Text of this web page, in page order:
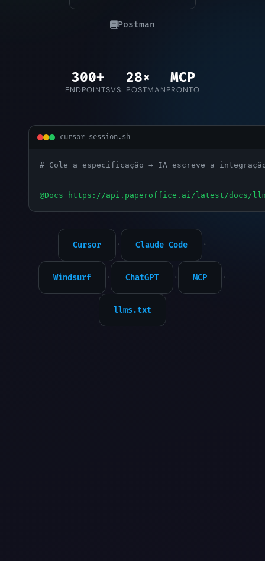
Postman
300+
ENDPOINTS
28×
VS. POSTMAN
MCP
PRONTO
cursor_session.sh
# Cole a especificação → IA escreve a
@Docs https://api.paperoffice.ai/latest/docs/
Cursor · Claude Code ·
Windsurf · ChatGPT · MCP ·
llms.txt